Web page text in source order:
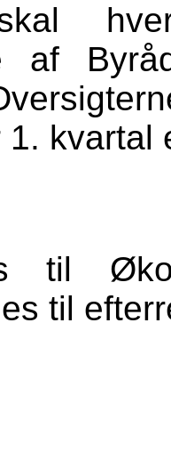
af
kvartal
til
til